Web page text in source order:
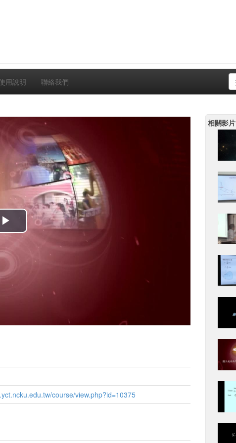
用說明 聯絡我們
播
放
影
course/view.php?id=10375
相關影片